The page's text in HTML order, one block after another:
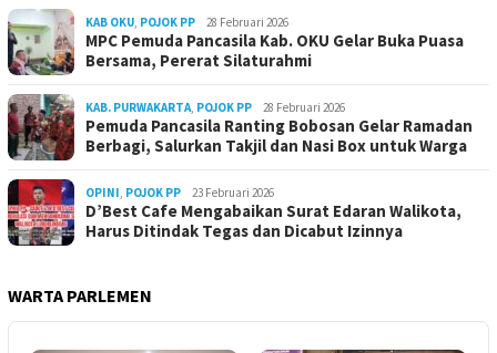
KAB OKU POJOK PP 28 Februari 2026
MPC Pemuda Pancasila Kab. OKU Gelar Buka Puasa
Bersama, Pererat Silaturahmi
KAB. PURWAKARTA POJOK PP 28 Februari 2026
Pemuda Pancasila Ranting Bobosan Gelar Ramadan
Berbagi, Salurkan Takjil dan Nasi Box untuk Warga
OPINI POJOK PP 23 Februari 2026
D’Best Cafe Mengabaikan Surat Edaran Walikota,
Harus Ditindak Tegas dan Dicabut Izinnya
WARTA PARLEMEN